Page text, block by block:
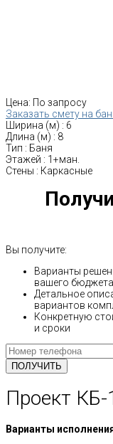
Цена: По запросу
Заказать смету на
Ширина (м) : 6
Длина (м) : 8
Тип : Баня
Этажей : 1+ман.
Стены : Каркасные
Вы получите:
Варианты
вашего бюджета
Детальное
вариантов
Конкретную
и сроки
Проект КБ-
Варианты